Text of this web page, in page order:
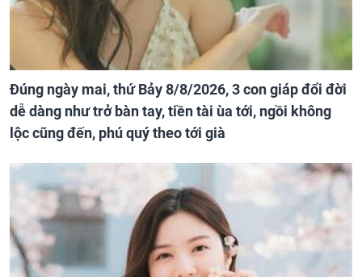
Đúng ngày mai, thứ Bảy 8/8/2026, 3 con giáp đổi đời
dễ dàng như trở bàn tay, tiền tài ùa tới, ngồi không
lộc cũng đến, phú quý theo tới già